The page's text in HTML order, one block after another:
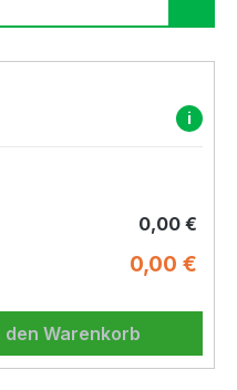
i
0,00 €
0,00 €
den
den Warenkorb